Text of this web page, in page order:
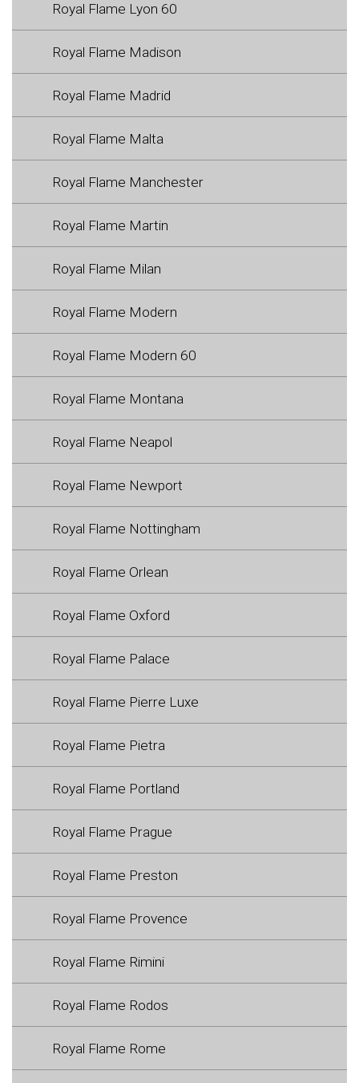
Royal Flame Lyon 60
Royal Flame Madison
Royal Flame Madrid
Royal Flame Malta
Royal Flame Manchester
Royal Flame Martin
Royal Flame Milan
Royal Flame Modern
Royal Flame Modern 60
Royal Flame Montana
Royal Flame Neapol
Royal Flame Newport
Royal Flame Nottingham
Royal Flame Orlean
Royal Flame Oxford
Royal Flame Palace
Royal Flame Pierre Luxe
Royal Flame Pietra
Royal Flame Portland
Royal Flame Prague
Royal Flame Preston
Royal Flame Provence
Royal Flame Rimini
Royal Flame Rodos
Royal Flame Rome